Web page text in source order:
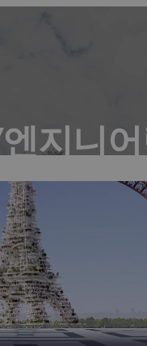
지니
통해 건설의 지속가능